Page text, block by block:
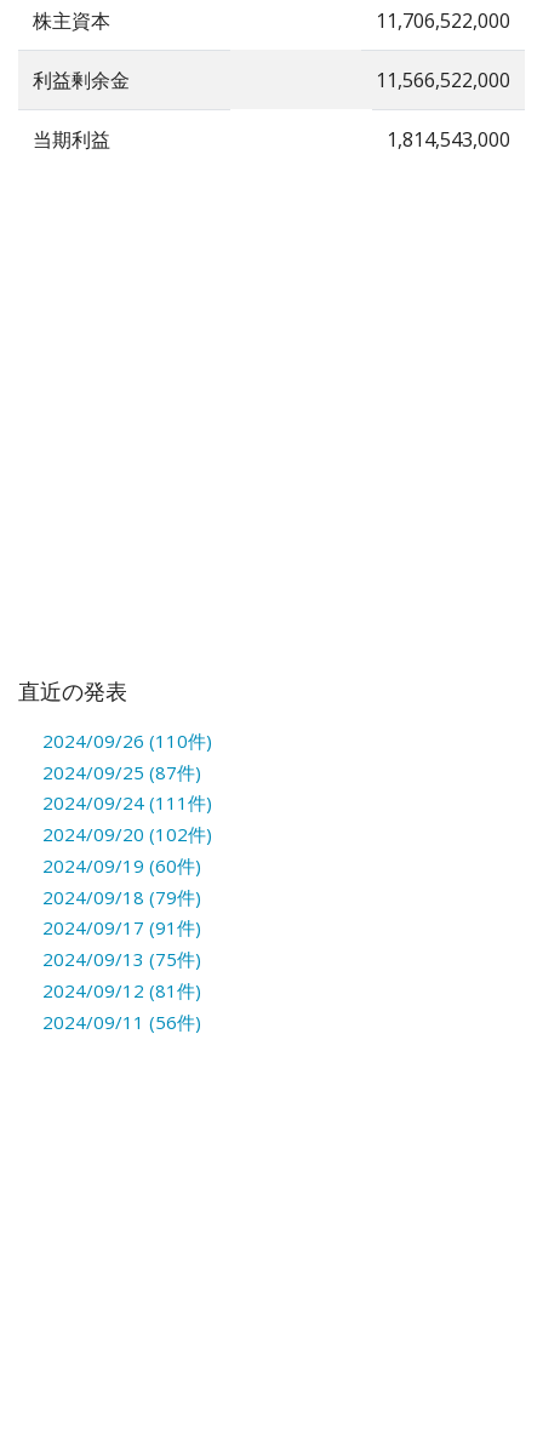
株主資本 11,706,522,000
利益剰余金 11,566,522,000
当期利益 1,814,543,000
直近の発表
2024/09/26 (110件)
2024/09/25 (87件)
2024/09/24 (111件)
2024/09/20 (102件)
2024/09/19 (60件)
2024/09/18 (79件)
2024/09/17 (91件)
2024/09/13 (75件)
2024/09/12 (81件)
2024/09/11 (56件)